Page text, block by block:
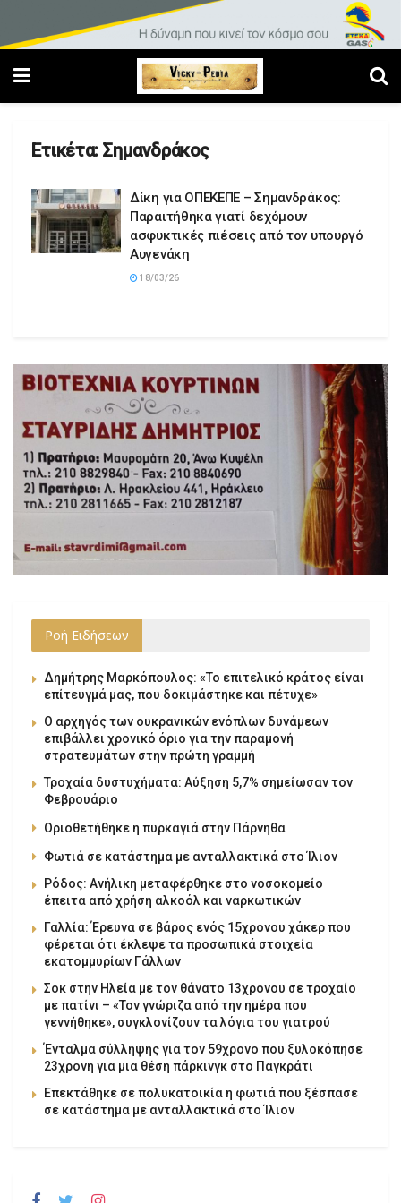
Ετικέτα: Σημανδράκος
Δίκη για ΟΠΕΚΕΠΕ – Σημανδράκος:
Παραιτήθηκα γιατί δεχόμουν
ασφυκτικές πιέσεις από τον υπουργό
Αυγενάκη
18/03/26
Ροή Ειδήσεων
Δημήτρης Μαρκόπουλος: «Το επιτελικό κράτος είναι
επίτευγμά μας, που δοκιμάστηκε και πέτυχε»
Ο αρχηγός των ουκρανικών ενόπλων δυνάμεων
επιβάλλει χρονικό όριο για την παραμονή
στρατευμάτων στην πρώτη γραμμή
Τροχαία δυστυχήματα: Αύξηση 5,7% σημείωσαν τον
Φεβρουάριο
Οριοθετήθηκε η πυρκαγιά στην Πάρνηθα
Φωτιά σε κατάστημα με ανταλλακτικά στο Ίλιον
Ρόδος: Ανήλικη μεταφέρθηκε στο νοσοκομείο
έπειτα από χρήση αλκοόλ και ναρκωτικών
Γαλλία: Έρευνα σε βάρος ενός 15χρονου χάκερ που
φέρεται ότι έκλεψε τα προσωπικά στοιχεία
εκατομμυρίων Γάλλων
Σοκ στην Ηλεία με τον θάνατο 13χρονου σε τροχαίο
με πατίνι – «Τον γνώριζα από την ημέρα που
γεννήθηκε», συγκλονίζουν τα λόγια του γιατρού
Ένταλμα σύλληψης για τον 59χρονο που ξυλοκόπησε
23χρονη για μια θέση πάρκινγκ στο Παγκράτι
Επεκτάθηκε σε πολυκατοικία η φωτιά που ξέσπασε
σε κατάστημα με ανταλλακτικά στο Ίλιον